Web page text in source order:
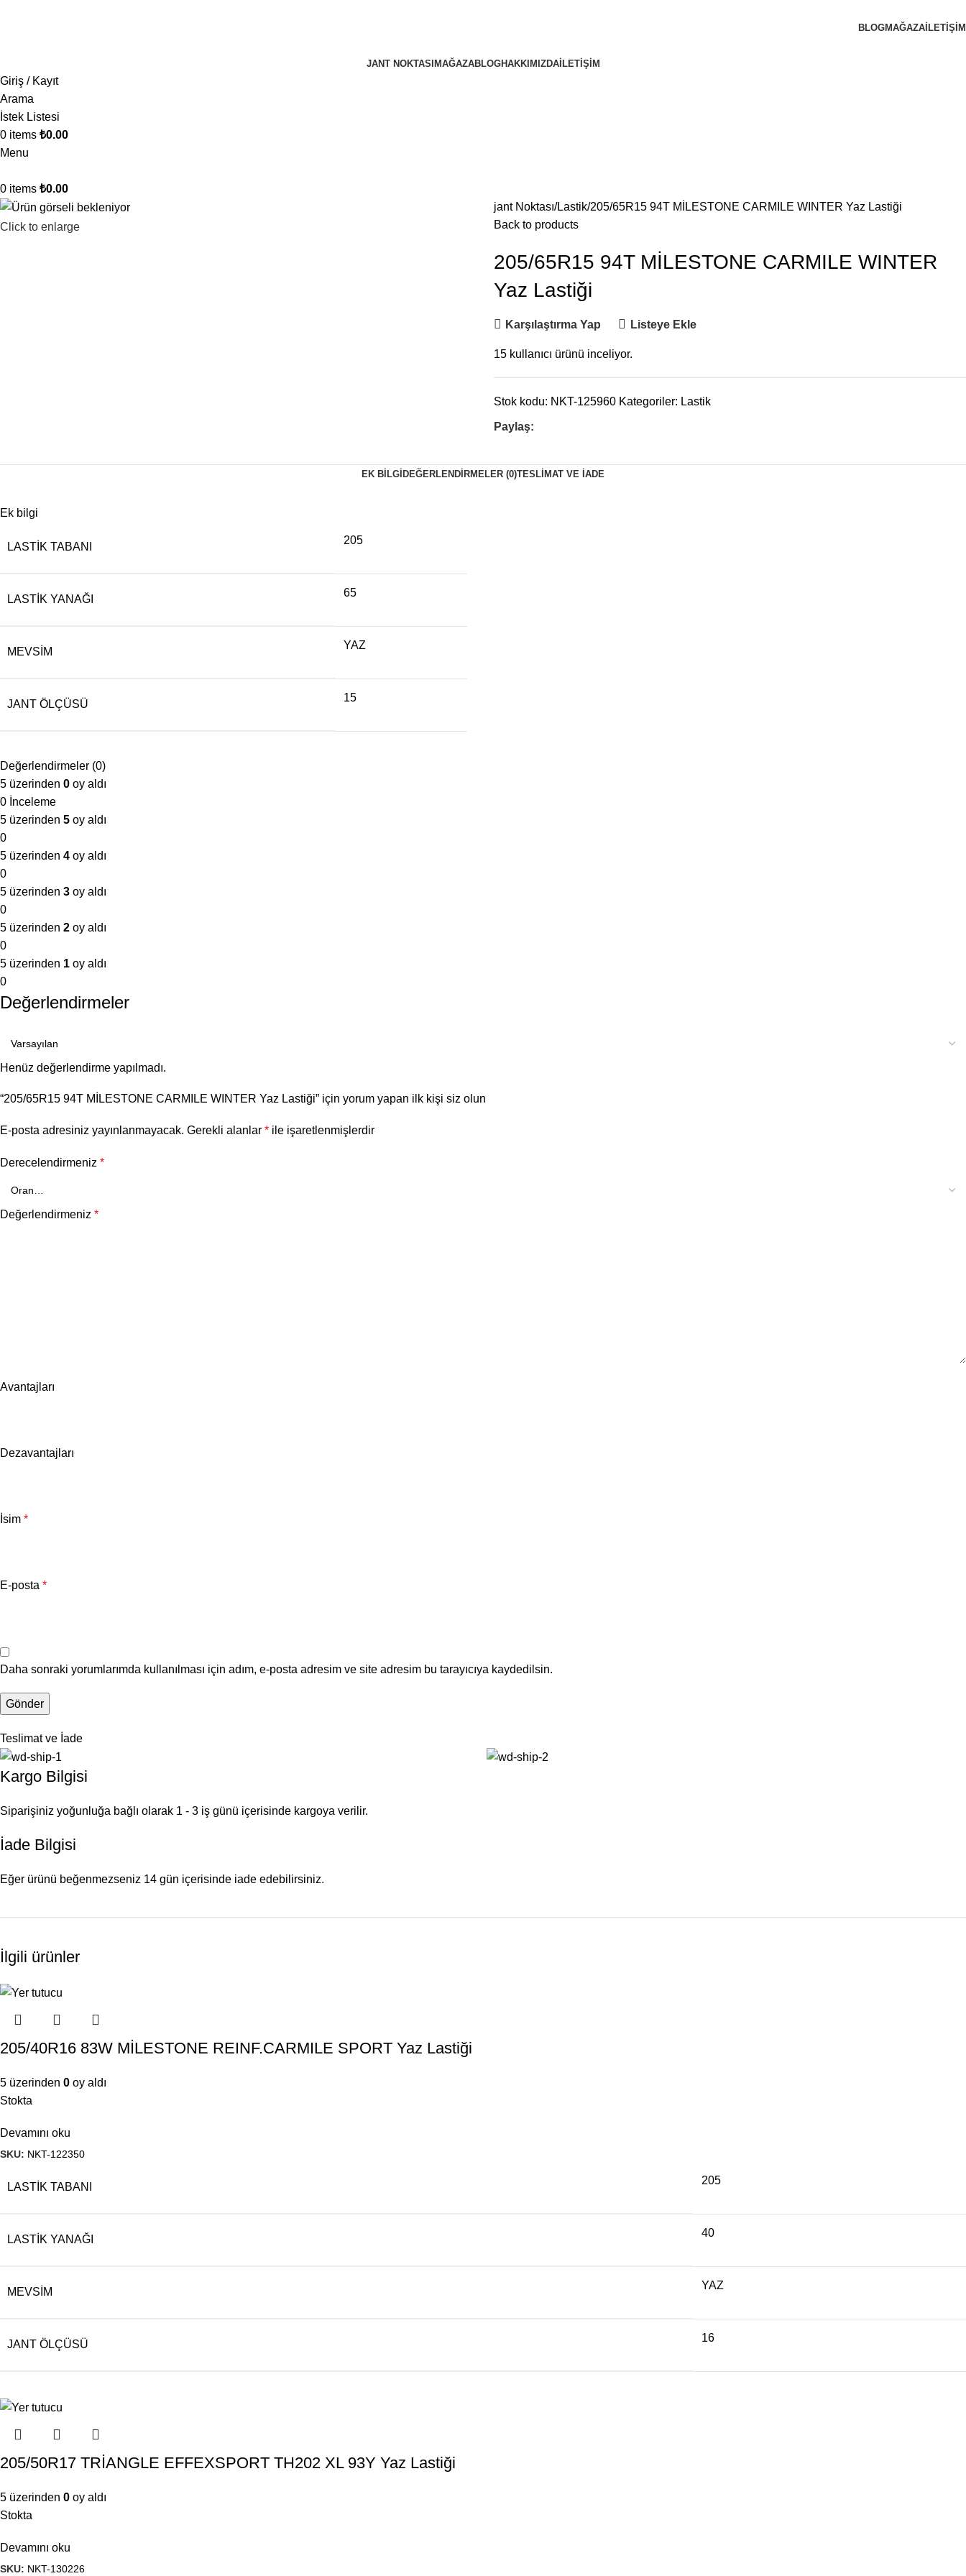
BLOGMAĞAZA İLETIŞIM
JANT NOKTASI MAĞAZABLOGHAKKIMIZDAİLETIŞIM
Giriş / Kayıt
Arama
İstek Listesi
0 items ₺0.00
Menu
0 items ₺0.00
Click to enlarge
jant Noktası Lastik 205/65R15 94T MİLESTONE CARMILE WINTER Yaz Lastiği
Back to products
205/65R15 94T MİLESTONE CARMILE WINTER
Yaz Lastiği
Karşılaştırma Yap Listeye Ekle
15 kullanıcı ürünü inceliyor.
Stok kodu: NKT-125960 Kategoriler: Lastik
Paylaş:
EK BILGI DEĞERLENDIRMELER (0)TESLIMAT VE İADE
Ek bilgi
LASTIK TABANI
205
LASTIK YANAĞI
65
MEVSIM
YAZ
JANT ÖLÇÜSÜ
15
Değerlendirmeler (0)
5 üzerinden 0 oy aldı
0 İnceleme
5 üzerinden 5 oy aldı
0
5 üzerinden 4 oy aldı
0
5 üzerinden 3 oy aldı
0
5 üzerinden 2 oy aldı
0
5 üzerinden 1 oy aldı
0
Değerlendirmeler
Henüz değerlendirme yapılmadı.
“205/65R15 94T MİLESTONE CARMILE WINTER Yaz Lastiği” için yorum yapan ilk kişi siz olun
E-posta adresiniz yayınlanmayacak. Gerekli alanlar * ile işaretlenmişlerdir
Derecelendirmeniz *
Değerlendirmeniz *
Avantajları
Dezavantajları
İsim *
E-posta *
Daha sonraki yorumlarımda kullanılması için adım, e-posta adresim ve site adresim bu tarayıcıya kaydedilsin.
Teslimat ve İade
Kargo Bilgisi
Siparişiniz yoğunluğa bağlı olarak 1 - 3 iş günü içerisinde kargoya verilir.
İade Bilgisi
Eğer ürünü beğenmezseniz 14 gün içerisinde iade edebilirsiniz.
İlgili ürünler
205/40R16 83W MİLESTONE REINF.CARMILE SPORT Yaz Lastiği
5 üzerinden 0 oy aldı
Stokta
Devamını oku
SKU: NKT-122350
LASTIK TABANI
205
LASTIK YANAĞI
40
MEVSIM
YAZ
JANT ÖLÇÜSÜ
16
205/50R17 TRİANGLE EFFEXSPORT TH202 XL 93Y Yaz Lastiği
5 üzerinden 0 oy aldı
Stokta
Devamını oku
SKU: NKT-130226